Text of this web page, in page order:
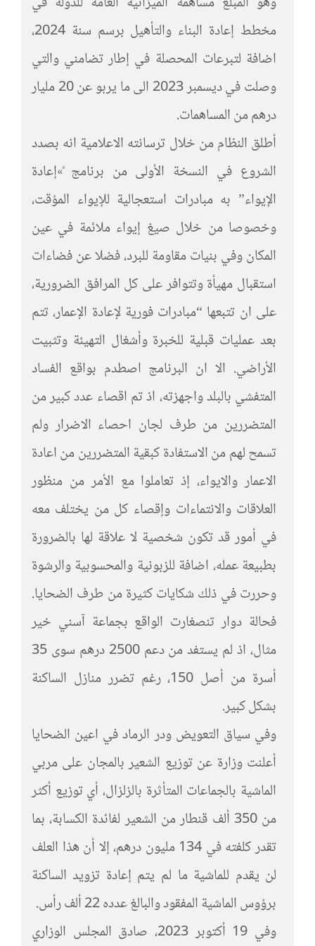
مخطط إعادة البناء والتأهيل برسم سنة 2024،
اضافة لتبرعات المحصلة في إطار تضامني والتي
وصلت في ديسمبر 2023 الى ما يربو عن 20 مليار
درهم من المساهمات.
أطلق النظام من خلال ترسانته الاعلامية انه بصدد
الشروع في النسخة الأولى من برنامج ً»إعادة
الإيواء” به مبادرات استعجالية للإيواء المؤقت،
وخصوصا من خلال صيغ إيواء ملائمة في عين
المكان وفي بنيات مقاومة للبرد، فضلا عن فضاءات
استقبال مهيأة وتتوافر على كل المرافق الضرورية،
على ان تتبعها “مبادرات فورية لإعادة الإعمار، تتم
بعد عمليات قبلية للخبرة وأشغال التهيئة وتثبيت
الأراضي. الا ان البرنامج اصطدم بواقع الفساد
المتفشي بالبلد واجهزته، اذ تم اقصاء عدد كبير من
المتضررين من طرف لجان احصاء الاضرار ولم
تسمح لهم من الاستفادة كبقية المتضررين من اعادة
الاعمار والايواء، إذ تعاملوا مع الأمر من منظور
العلاقات والانتماءات وإقصاء كل من يختلف معه
في أمور قد تكون شخصية لا علاقة لها بالضرورة
بطبيعة عمله، اضافة للزبونية والمحسوبية والرشوة
وحررت في ذلك شكايات كثيرة من طرف الضحايا.
فحالة دوار تنصغارت الواقع بجماعة آسني خير
مثال، اذ لم يستفد من دعم 2500 درهم سوى 35
أسرة من أصل 150، رغم تضرر منازل الساكنة
بشكل كبير.
وفي سياق التعويض ودر الرماد في اعين الضحايا
أعلنت وزارة عن توزيع الشعير بالمجان على مربي
الماشية بالجماعات المتأثرة بالزلزال، أي توزيع أكثر
من 350 ألف قنطار من الشعير لفائدة الكسابة، بما
تقدر كلفته في 134 مليون درهم، إلا أن هذا العلف
لن يقدم للماشية ما لم يتم إعادة تزويد الساكنة
برؤوس الماشية المفقود والبالغ عدده 22 ألف رأس.
وفي 19 أكتوبر 2023، صادق المجلس الوزاري